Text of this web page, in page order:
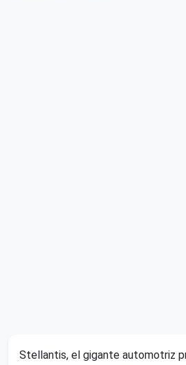
Stellantis, el gigante automotriz